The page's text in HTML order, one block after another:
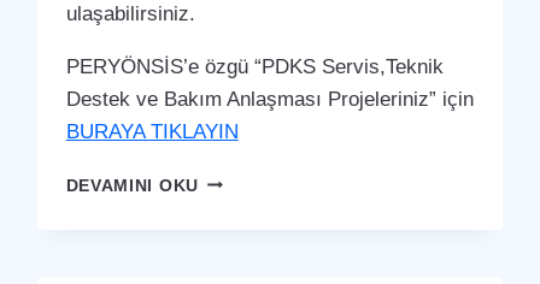
ulaşabilirsiniz.
PERYÖNSİS’e özgü “PDKS Servis,Teknik
Destek ve Bakım Anlaşması Projeleriniz” için
BURAYA TIKLAYIN
DEVAMINI OKUİSLAHIYE